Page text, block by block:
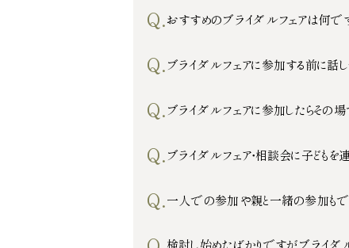
Q.おすすめのブライダルフェアは何で
Q.ブライダルフェアに参加する前に話し
Q.ブライダルフェアに参加したらその場
Q.ブライダルフェア・相談会に子ども
Q.一人での参加や親と一緒の参加もで
検討し始めたばかりですがブライダ